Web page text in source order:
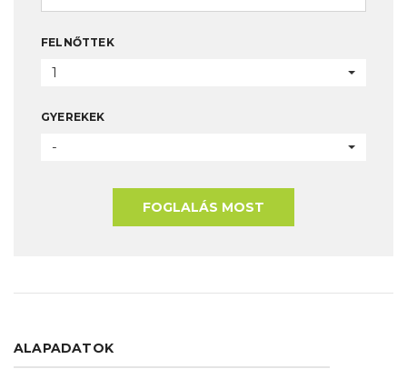
FELNŐTTEK
1
GYEREKEK
-
FOGLALÁS MOST
ALAPADATOK